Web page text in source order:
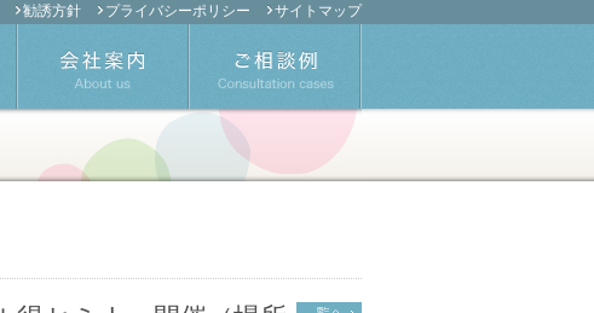
サイトマップ
プライバシーポリシー
勧誘方針